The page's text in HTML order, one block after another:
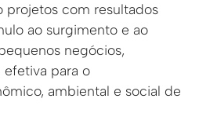
com resultados
ao surgimento e ao
negócios,
para o
ambiental e social de